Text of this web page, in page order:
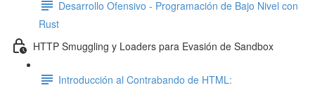
Desarrollo Ofensivo - Programación de Bajo Nivel con
Rust
HTTP Smuggling y Loaders para Evasión de Sandbox
Introducción al Contrabando de HTML: